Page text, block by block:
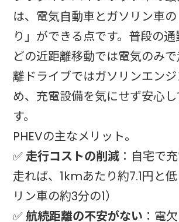
は、電気自動車とガソリン車
り」ができる点です。普段の
どの近距離移動では電気のみ
離ドライブではガソリンエン
め、充電設備を気にせず安心
す。​
PHEVの主なメリット。
✅走行コストの削減 ：自宅で
走れば、1kmあたり約7.1円と
リン車の約3分の1）
✅航続距離の不安がない ：電